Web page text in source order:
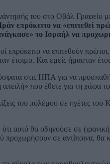
του στο Οβάλ Γραφείο
επρόκειτο να «επιτεθεί
το Ισραήλ να
να επιτεθούν
έτοιμο. Και εμείς ήμασταν
στις ΗΠΑ για να
που έθετε για τη χώρα
του πολέμου σε ηγέτες
αυτό θα οδηγούσε σε
προχωρήσουν σε αντίποινα,